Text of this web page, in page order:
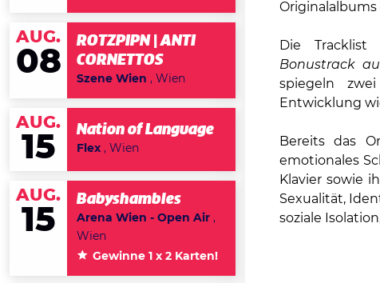
Die
Bonustrack
spiegeln
Entwicklung
Bereits das
emotionales
Klavier sowie
Sexualität,
soziale
AUG.
08
ROTZPIPN | ANTI
CORNETTOS
Szene Wien , Wien
AUG.
15
Nation of Language
Flex , Wien
AUG.
15
Babyshambles
Arena Wien - Open Air ,
Wien
Gewinne 1 x 2 Karten!